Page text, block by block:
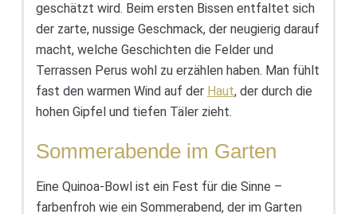
geschätzt wird. Beim ersten Bissen entfaltet sich
der zarte, nussige Geschmack, der neugierig darauf
macht, welche Geschichten die Felder und
Terrassen Perus wohl zu erzählen haben. Man fühlt
fast den warmen Wind auf der Haut, der durch die
hohen Gipfel und tiefen Täler zieht.
Sommerabende im Garten
Eine Quinoa-Bowl ist ein Fest für die Sinne –
farbenfroh wie ein Sommerabend, der im Garten